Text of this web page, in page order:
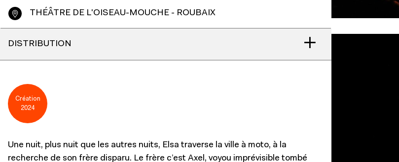
THÉÂTRE DE L'OISEAU-MOUCHE - ROUBAIX
DISTRIBUTION
Création
2024
Une nuit, plus nuit que les autres nuits, Elsa traverse la ville à moto, à la
recherche de son frère disparu. Le frère c’est Axel, voyou imprévisible tombé